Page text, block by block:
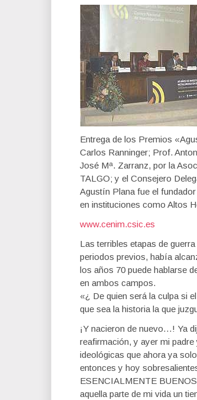
Entrega de los Premios
Carlos Ranninger; Prof.
José Mª. Zarranz, por la
TALGO; y el Consejero
Agustín Plana fue el
en instituciones como Altos
www.cenim.csic.es
Las terribles etapas de
periodos previos, había
los años 70 puede hablarse
en ambos campos.
«¿ De quien será la culpa si
que sea la historia la que
¡Y nacieron de nuevo…! Ya
reafirmación, y ayer mi
ideológicas que ahora ya
entonces y hoy
ESENCIALMENTE
aquella parte de mi vida un